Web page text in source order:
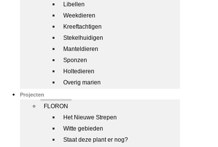
Libellen
Weekdieren
Kreeftachtigen
Stekelhuidigen
Manteldieren
Sponzen
Holtedieren
Overig marien
Projecten
FLORON
Het Nieuwe Strepen
Witte gebieden
Staat deze plant er nog?